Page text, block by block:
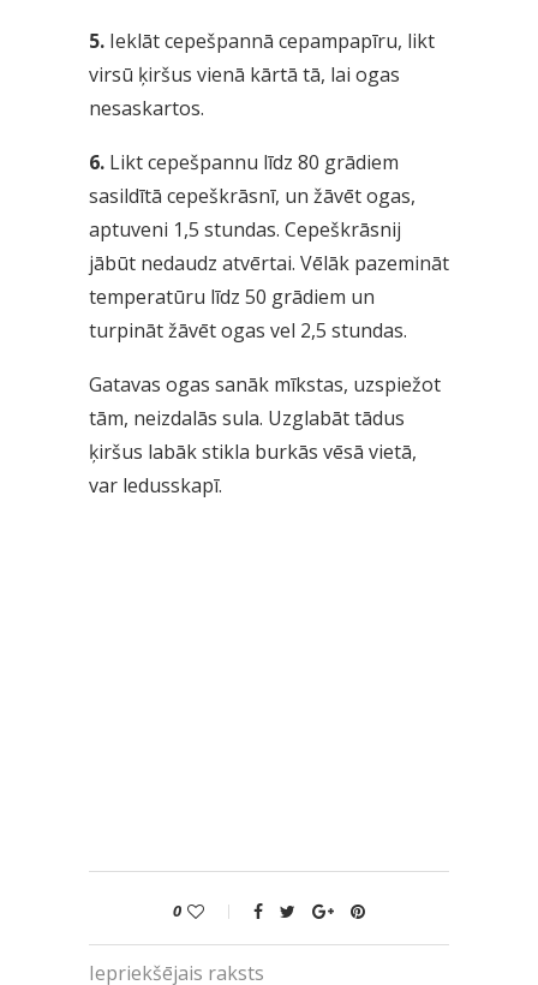
5. Ieklāt cepešpannā cepampapīru, likt
virsū ķiršus vienā kārtā tā, lai ogas
nesaskartos.
6. Likt cepešpannu līdz 80 grādiem
sasildītā cepeškrāsnī, un žāvēt ogas,
aptuveni 1,5 stundas. Cepeškrāsnij
jābūt nedaudz atvērtai. Vēlāk pazemināt
temperatūru līdz 50 grādiem un
turpināt žāvēt ogas vel 2,5 stundas.
Gatavas ogas sanāk mīkstas, uzspiežot
tām, neizdalās sula. Uzglabāt tādus
ķiršus labāk stikla burkās vēsā vietā,
var ledusskapī.
0
Iepriekšējais raksts